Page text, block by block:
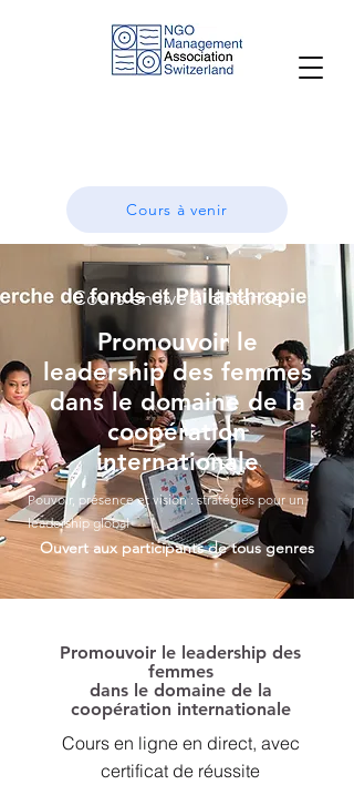
Cours à venir
Cours en live à distance
Promouvoir le
leadership des femmes
dans le domaine de la
coopération
internationale
Pouvoir, présence et vision : stratégies pour un
leadership global
Ouvert aux participants de tous genres
Promouvoir le leadership des
femmes
dans le domaine de la
coopération internationale
Cours en ligne en direct, avec
certificat de réussite